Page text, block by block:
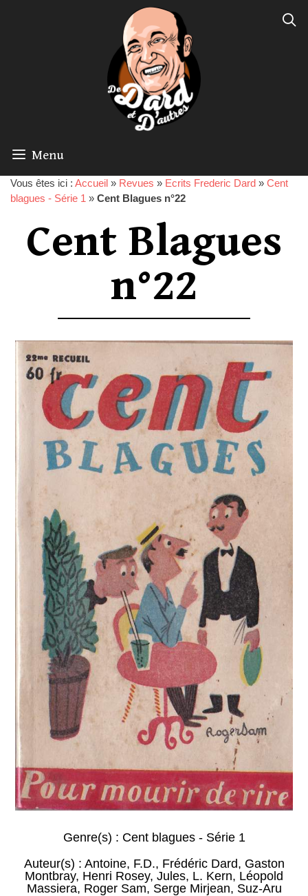
Menu
Vous êtes ici : Accueil » Revues » Ecrits Frederic Dard » Cent
blagues - Série 1 » Cent Blagues n°22
Cent Blagues
n°22
Genre(s) : Cent blagues - Série 1
Auteur(s) : Antoine, F.D., Frédéric Dard, Gaston
Montbray, Henri Rosey, Jules, L. Kern, Léopold
Massiera, Roger Sam, Serge Mirjean, Suz-Aru